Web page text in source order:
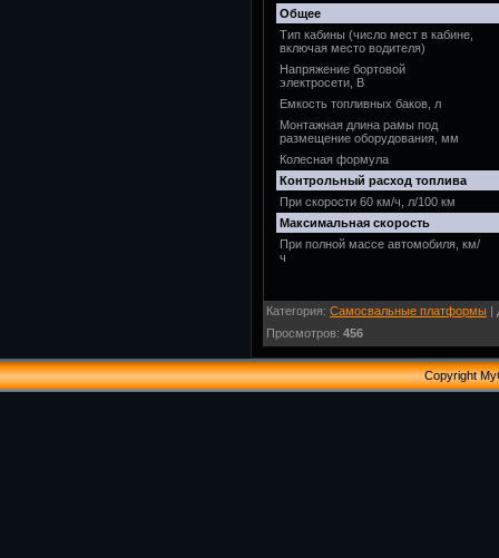
Общее
Тип кабины (число мест в кабине,
включая место водителя)
Напряжение бортовой
электросети, В
Емкость топливных баков, л
Монтажная длина рамы под
размещение оборудования, мм
Колесная формула
Контрольный расход топлива
При скорости 60 км/ч, л/100 км
Максимальная скорость
При полной массе автомобиля, км/
ч
Категория: Самосвальные платформы |
Просмотров: 456
Copyright